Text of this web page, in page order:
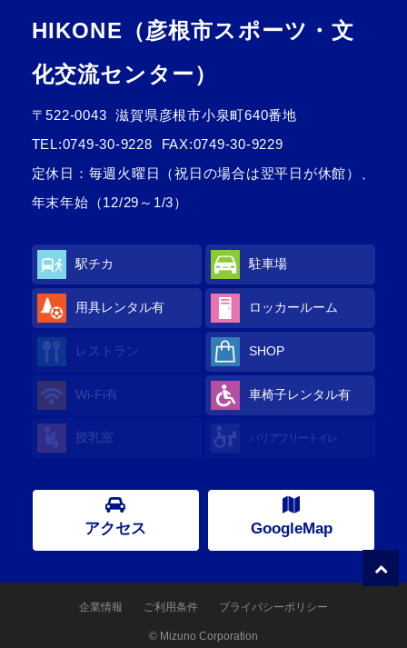
HIKONE（彦根市スポーツ・文
化交流センター）
〒522-0043
滋賀県彦根市小泉町640番地
TEL:0749-30-9228
FAX:0749-30-9229
定休日：毎週火曜日（祝日の場合は翌平日が休館）、
年末年始（12/29～1/3）
駅チカ 駐車場
用具レンタル有 ロッカールーム
レストラン SHOP
Wi-Fi有 車椅子レンタル有
授乳室 バリアフリートイレ
アクセス GoogleMap
企業情報 ご利用条件 プライバシーポリシー
© Mizuno Corporation